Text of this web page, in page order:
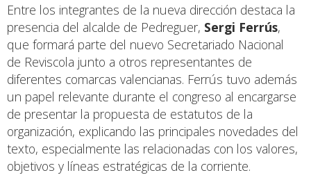
Entre los integrantes de la nueva dirección destaca la
presencia del alcalde de Pedreguer, Sergi Ferrús,
que formará parte del nuevo Secretariado Nacional
de Reviscola junto a otros representantes de
diferentes comarcas valencianas. Ferrús tuvo además
un papel relevante durante el congreso al encargarse
de presentar la propuesta de estatutos de la
organización, explicando las principales novedades del
texto, especialmente las relacionadas con los valores,
objetivos y líneas estratégicas de la corriente.